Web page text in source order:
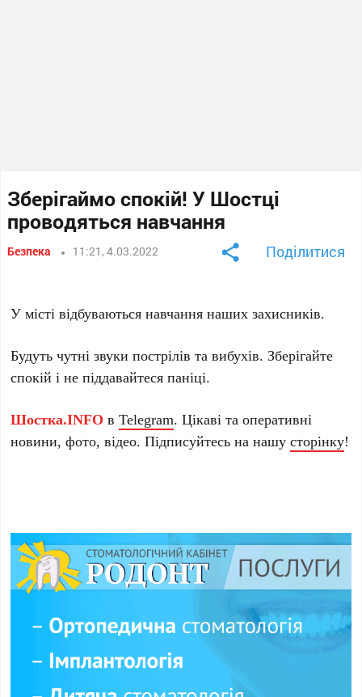
Зберігаймо спокій! У Шостці
проводяться навчання
Безпека 11:21, 4.03.2022 Поділитися
У місті відбуваються навчання наших захисників.
Будуть чутні звуки пострілів та вибухів. Зберігайте
спокій і не піддавайтеся паніці.
Шостка.INFO вTelegram. Цікаві та оперативні
новини, фото, відео. Підписуйтесь на нашусторінку!